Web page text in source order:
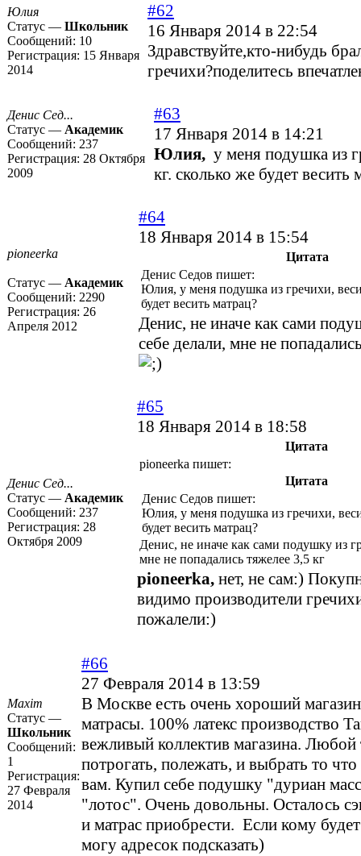
Юлия
Статус — Школьник
Сообщений: 10
Регистрация: 15 Января
2014
#62
16 Января 2014 в 22:54
Здравствуйте,кто-нибудь
гречихи?поделитесь
Денис Сед...
Статус — Академик
Сообщений: 237
Регистрация: 28 Октября
2009
#63
17 Января 2014 в 14:21
Юлия, у меня подушка из
кг. сколько же будет весить
pioneerka
Статус — Академик
Сообщений: 2290
Регистрация: 26
Апреля 2012
#64
18 Января 2014 в 15:54
Цитата
Денис Седов пишет:
Юлия, у меня подушка из гречихи,
будет весить матрац?
Денис, не иначе как сами
себе делали, мне не
Денис Сед...
Статус — Академик
Сообщений: 237
Регистрация: 28
Октября 2009
#65
18 Января 2014 в 18:58
Цитата
pioneerka пишет:
Цитата
Денис Седов пишет:
Юлия, у меня подушка из гречихи,
будет весить матрац?
Денис, не иначе как сами подушку из
мне не попадались тяжелее 3,5 кг
pioneerka, нет, не сам:)
видимо производители
пожалели:)
Maxim
Статус —
Школьник
Сообщений:
1
Регистрация:
27 Февраля
2014
#66
27 Февраля 2014 в 13:59
В Москве есть очень хороший
матрасы. 100% латекс производство
вежливый коллектив магазина.
потрогать, полежать, и выбрать то
вам. Купил себе подушку "дуриан
"лотос". Очень довольны. Осталось
и матрас приобрести. Если кому
могу адресок подсказать)